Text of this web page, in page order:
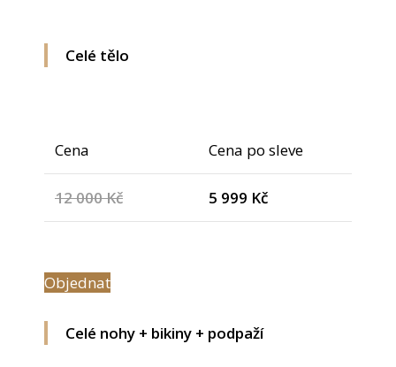
Celé tělo
Cena Cena po sleve
12 000 Kč 5 999 Kč
Objednat
Celé nohy + bikiny + podpaží